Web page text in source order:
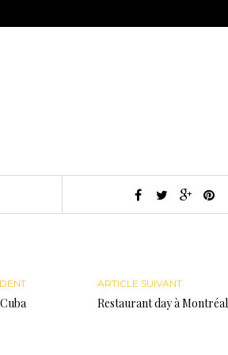
ARTICLE SUIVANT
Restaurant day à Montréal